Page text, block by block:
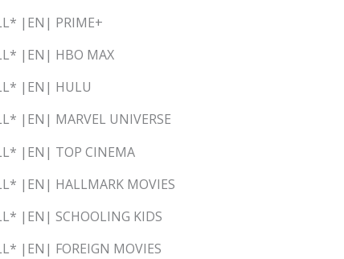
|EN| PRIME+
|EN| HBO MAX
|EN| HULU
|EN| MARVEL UNIVERSE
|EN| TOP CINEMA
|EN| HALLMARK MOVIES
|EN| SCHOOLING KIDS
|EN| FOREIGN MOVIES